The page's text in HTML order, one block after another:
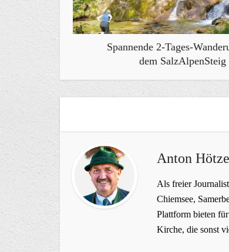
Spannende 2-Tages-
dem SalzAlpenSteig
Anton
Als freier
Chiemsee,
Plattform bieten
Kirche, die sonst